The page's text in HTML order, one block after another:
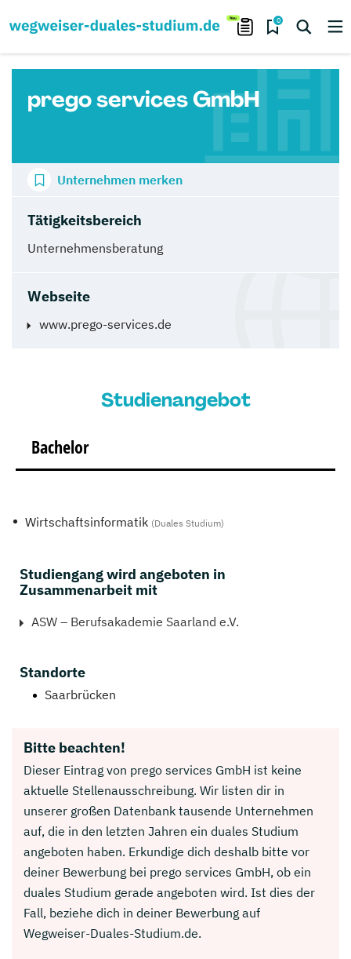
0
prego services GmbH
Tätigkeitsbereich
Unternehmensberatung
Webseite
www.prego-services.de
Unternehmen merken
Studienangebot
Bachelor
Wirtschaftsinformatik (Duales Studium)
Studiengang wird angeboten in
Zusammenarbeit mit
ASW – Berufsakademie Saarland e.V.
Standorte
Saarbrücken
Bitte beachten!
Dieser Eintrag von prego services GmbH ist keine
aktuelle Stellenausschreibung. Wir listen dir in
unserer großen Datenbank tausende Unternehmen
auf, die in den letzten Jahren ein duales Studium
angeboten haben. Erkundige dich deshalb bitte vor
deiner Bewerbung bei prego services GmbH, ob ein
duales Studium gerade angeboten wird. Ist dies der
Fall, beziehe dich in deiner Bewerbung auf
Wegweiser-Duales-Studium.de.